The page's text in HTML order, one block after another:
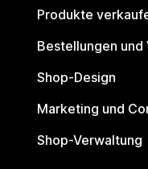
Produkte
Bestellungen und
Shop-Design
Marketing und
Shop-Verwaltung